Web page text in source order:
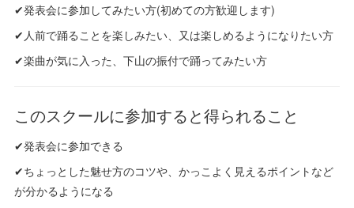
✔発表会に参加してみたい方(初めての方歓迎します)
✔人前で踊ることを楽しみたい、又は楽しめるようになりたい方
✔楽曲が気に入った、下山の振付で踊ってみたい方
このスクールに参加すると得られること
✔発表会に参加できる
✔ちょっとした魅せ方のコツや、かっこよく見えるポイントなど
が分かるようになる